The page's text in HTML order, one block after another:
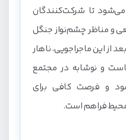
می‌شود تا شرکت‌کنندگان
و مناظر چشم‌نواز جنگل
از این ماجراجویی، ناهار
و نوشابه در مجتمع
و فرصت کافی برای
محیط فراهم است.